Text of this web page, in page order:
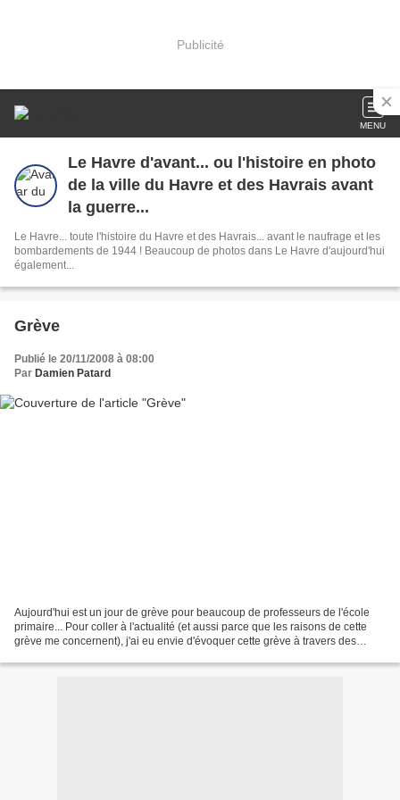
Publicité
MENU
Le Havre d'avant... ou l'histoire en photo
de la ville du Havre et des Havrais avant
la guerre...
Le Havre... toute l'histoire du Havre et des Havrais... avant le naufrage et les
bombardements de 1944 ! Beaucoup de photos dans Le Havre d'aujourd'hui
également...
Grève
Publié le 20/11/2008 à 08:00
Par Damien Patard
Aujourd'hui est un jour de grève pour beaucoup de professeurs de l'école
primaire... Pour coller à l'actualité (et aussi parce que les raisons de cette
grève me concernent), j'ai eu envie d'évoquer cette grève à travers des